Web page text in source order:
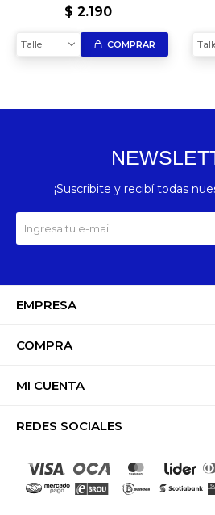
$ 2.190
Talle COMPRAR
EMPRESA
COMPRA
MI CUENTA
REDES SOCIALES
¡Suscribite y recibí todas